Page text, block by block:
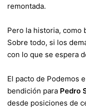
remontada.
Pero la historia, como
Sobre todo, si los
con lo que se espera
El pacto de Podemos
bendición para Pedro
desde posiciones de